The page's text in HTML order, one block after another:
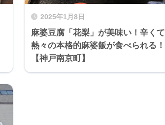
2025年1月8日
麻婆豆腐「花梨」が美味い！辛くて
熱々の本格的麻婆飯が食べられる！
【神戸南京町】